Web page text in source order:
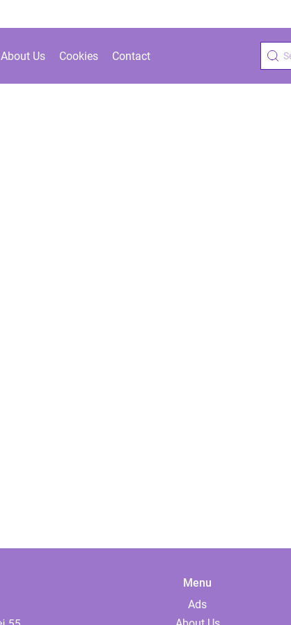
About Us Cookies Contact
Menu
Ads